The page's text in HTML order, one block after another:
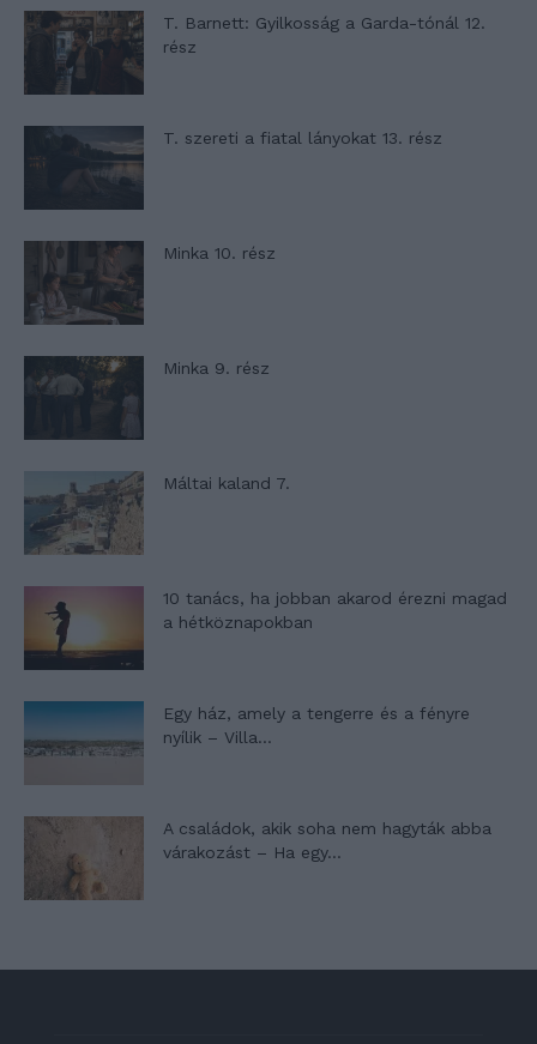
T. Barnett: Gyilkosság a Garda-tónál 12.
rész
T. szereti a fiatal lányokat 13. rész
Minka 10. rész
Minka 9. rész
Máltai kaland 7.
10 tanács, ha jobban akarod érezni magad
a hétköznapokban
Egy ház, amely a tengerre és a fényre
nyílik – Villa...
A családok, akik soha nem hagyták abba
várakozást – Ha egy...